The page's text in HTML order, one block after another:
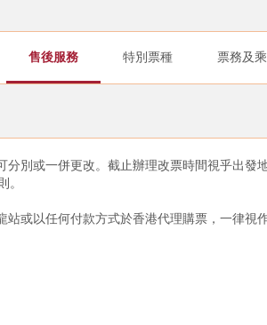
售後服務 特別票種 票務及
別或一併更改。截止辦理改票時間視乎出發
。
或以任何付款方式於香港代理購票，一律視